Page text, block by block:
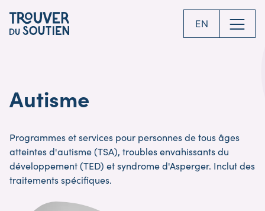
to
main
EN
Autisme
Programmes et services pour personnes de tous âges
atteintes d'autisme (TSA), troubles envahissants du
développement (TED) et syndrome d'Asperger. Inclut des
traitements spécifiques.